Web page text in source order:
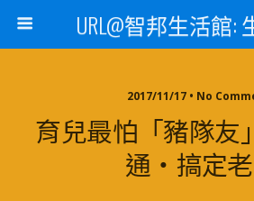
URL@智邦生活館:
2017/11/17 • No
育兒最怕「豬隊友
通‧搞定